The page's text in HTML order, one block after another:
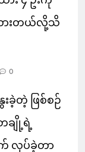
ထားတယ်လို့သိ
0
ခဲ့တဲ့ ဖြစ်စဉ်
တချို့ရဲ့
လုပ်ခဲ့တာ